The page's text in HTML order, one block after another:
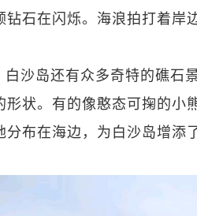
钻石在闪烁。海浪拍打着岸
白沙岛还有众多奇特的礁石
形状。有的像憨态可掬的小
布在海边，为白沙岛增添